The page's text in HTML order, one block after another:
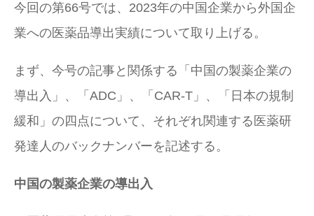
今回の第66号では、2023年の中国企業から外国企
業への医薬品導出実績について取り上げる。
まず、今号の記事と関係する「中国の製薬企業の
導出入」、「ADC」、「CAR-T」、「日本の規制
緩和」の四点について、それぞれ関連する医薬研
発達人のバックナンバーを記述する。
中国の製薬企業の導出入